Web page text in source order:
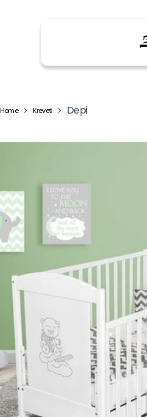
Home Kreveti Depi